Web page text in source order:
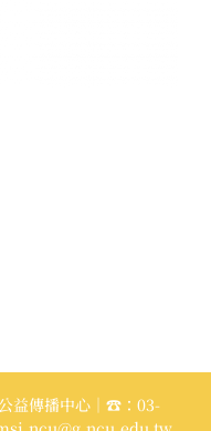
益傳播中心｜☎：03-